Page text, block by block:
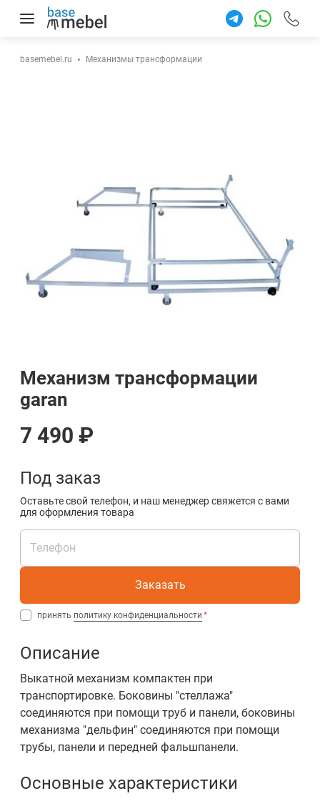
+7 922
87-77
basemebel.ru Механизмы трансформации
Механизм трансформации
garan
7 490 ₽
Под заказ
Оставьте свой телефон, и наш менеджер свяжется с вами
для оформления товара
Заказать
принять политику конфиденциальности
Описание
Выкатной механизм компактен при
транспортировке. Боковины "стеллажа"
соединяются при помощи труб и панели, боковины
механизма "дельфин" соединяются при помощи
трубы, панели и передней фальшпанели.
Основные характеристики